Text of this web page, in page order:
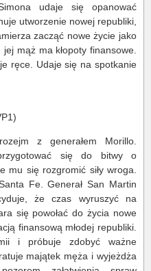
udaje się opanować
utworzenie nowej republiki,
zacząć nowe życie jako
mąż ma kłopoty finansowe.
ręce. Udaje się na spotkanie
z generałem Morillo.
się do bitwy o
mu się rozgromić siły wroga.
Fe. Generał San Martin
że czas wyruszyć na
się powołać do życia nowe
finansową młodej republiki.
i próbuje zdobyć ważne
majątek męża i wyjeżdża